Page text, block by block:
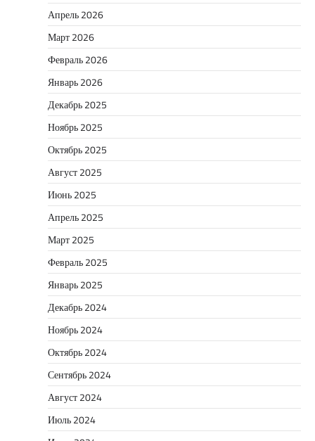
Апрель 2026
Март 2026
Февраль 2026
Январь 2026
Декабрь 2025
Ноябрь 2025
Октябрь 2025
Август 2025
Июнь 2025
Апрель 2025
Март 2025
Февраль 2025
Январь 2025
Декабрь 2024
Ноябрь 2024
Октябрь 2024
Сентябрь 2024
Август 2024
Июль 2024